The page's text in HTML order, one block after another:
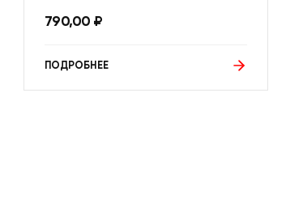
790,00 ₽
ПОДРОБНЕЕ